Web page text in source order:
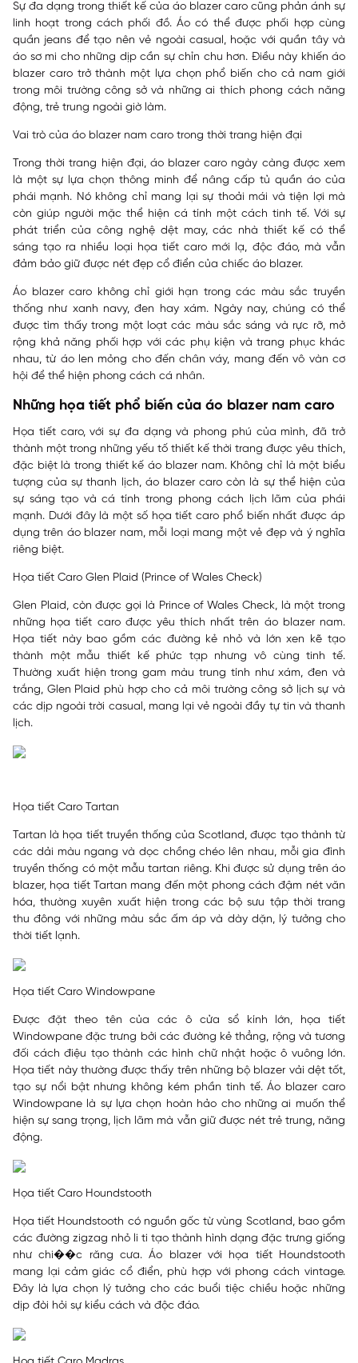
Sự đa dạng trong thiết kế của áo blazer caro cũng phản ánh sự
linh hoạt trong cách phối đồ. Áo có thể được phối hợp cùng
quần jeans để tạo nên vẻ ngoài casual, hoặc với quần tây và
áo sơ mi cho những dịp cần sự chỉn chu hơn. Điều này khiến áo
blazer caro trở thành một lựa chọn phổ biến cho cả nam giới
trong môi trường công sở và những ai thích phong cách năng
động, trẻ trung ngoài giờ làm.
Vai trò của áo blazer nam caro trong thời trang hiện đại
Trong thời trang hiện đại, áo blazer caro ngày càng được xem
là một sự lựa chọn thông minh để nâng cấp tủ quần áo của
phái mạnh. Nó không chỉ mang lại sự thoải mái và tiện lợi mà
còn giúp người mặc thể hiện cá tính một cách tinh tế. Với sự
phát triển của công nghệ dệt may, các nhà thiết kế có thể
sáng tạo ra nhiều loại họa tiết caro mới lạ, độc đáo, mà vẫn
đảm bảo giữ được nét đẹp cổ điển của chiếc áo blazer.
Áo blazer caro không chỉ giới hạn trong các màu sắc truyền
thống như xanh navy, đen hay xám. Ngày nay, chúng có thể
được tìm thấy trong một loạt các màu sắc sáng và rực rỡ, mở
rộng khả năng phối hợp với các phụ kiện và trang phục khác
nhau, từ áo len mỏng cho đến chân váy, mang đến vô vàn cơ
hội để thể hiện phong cách cá nhân.
Những họa tiết phổ biến của áo blazer nam caro
Họa tiết caro, với sự đa dạng và phong phú của mình, đã trở
thành một trong những yếu tố thiết kế thời trang được yêu thích,
đặc biệt là trong thiết kế áo blazer nam. Không chỉ là một biểu
tượng của sự thanh lịch, áo blazer caro còn là sự thể hiện của
sự sáng tạo và cá tính trong phong cách lịch lãm của phái
mạnh. Dưới đây là một số họa tiết caro phổ biến nhất được áp
dụng trên áo blazer nam, mỗi loại mang một vẻ đẹp và ý nghĩa
riêng biệt.
Họa tiết Caro Glen Plaid (Prince of Wales Check)
Glen Plaid, còn được gọi là Prince of Wales Check, là một trong
những họa tiết caro được yêu thích nhất trên áo blazer nam.
Họa tiết này bao gồm các đường kẻ nhỏ và lớn xen kẽ tạo
thành một mẫu thiết kế phức tạp nhưng vô cùng tinh tế.
Thường xuất hiện trong gam màu trung tính như xám, đen và
trắng, Glen Plaid phù hợp cho cả môi trường công sở lịch sự và
các dịp ngoài trời casual, mang lại vẻ ngoài đầy tự tin và thanh
lịch.
Họa tiết Caro Tartan
Tartan là họa tiết truyền thống của Scotland, được tạo thành từ
các dải màu ngang và dọc chồng chéo lên nhau, mỗi gia đình
truyền thống có một mẫu tartan riêng. Khi được sử dụng trên áo
blazer, họa tiết Tartan mang đến một phong cách đậm nét văn
hóa, thường xuyên xuất hiện trong các bộ sưu tập thời trang
thu đông với những màu sắc ấm áp và dày dặn, lý tưởng cho
thời tiết lạnh.
Họa tiết Caro Windowpane
Được đặt theo tên của các ô cửa sổ kính lớn, họa tiết
Windowpane đặc trưng bởi các đường kẻ thẳng, rộng và tương
đối cách điệu tạo thành các hình chữ nhật hoặc ô vuông lớn.
Họa tiết này thường được thấy trên những bộ blazer vải dệt tốt,
tạo sự nổi bật nhưng không kém phần tinh tế. Áo blazer caro
Windowpane là sự lựa chọn hoàn hảo cho những ai muốn thể
hiện sự sang trọng, lịch lãm mà vẫn giữ được nét trẻ trung, năng
động.
Họa tiết Caro Houndstooth
Họa tiết Houndstooth có nguồn gốc từ vùng Scotland, bao gồm
các đường zigzag nhỏ li ti tạo thành hình dạng đặc trưng giống
như chi��c răng cưa. Áo blazer với họa tiết Houndstooth
mang lại cảm giác cổ điển, phù hợp với phong cách vintage.
Đây là lựa chọn lý tưởng cho các buổi tiệc chiều hoặc những
dịp đòi hỏi sự kiểu cách và độc đáo.